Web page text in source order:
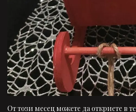
От този месец можете да откриете в